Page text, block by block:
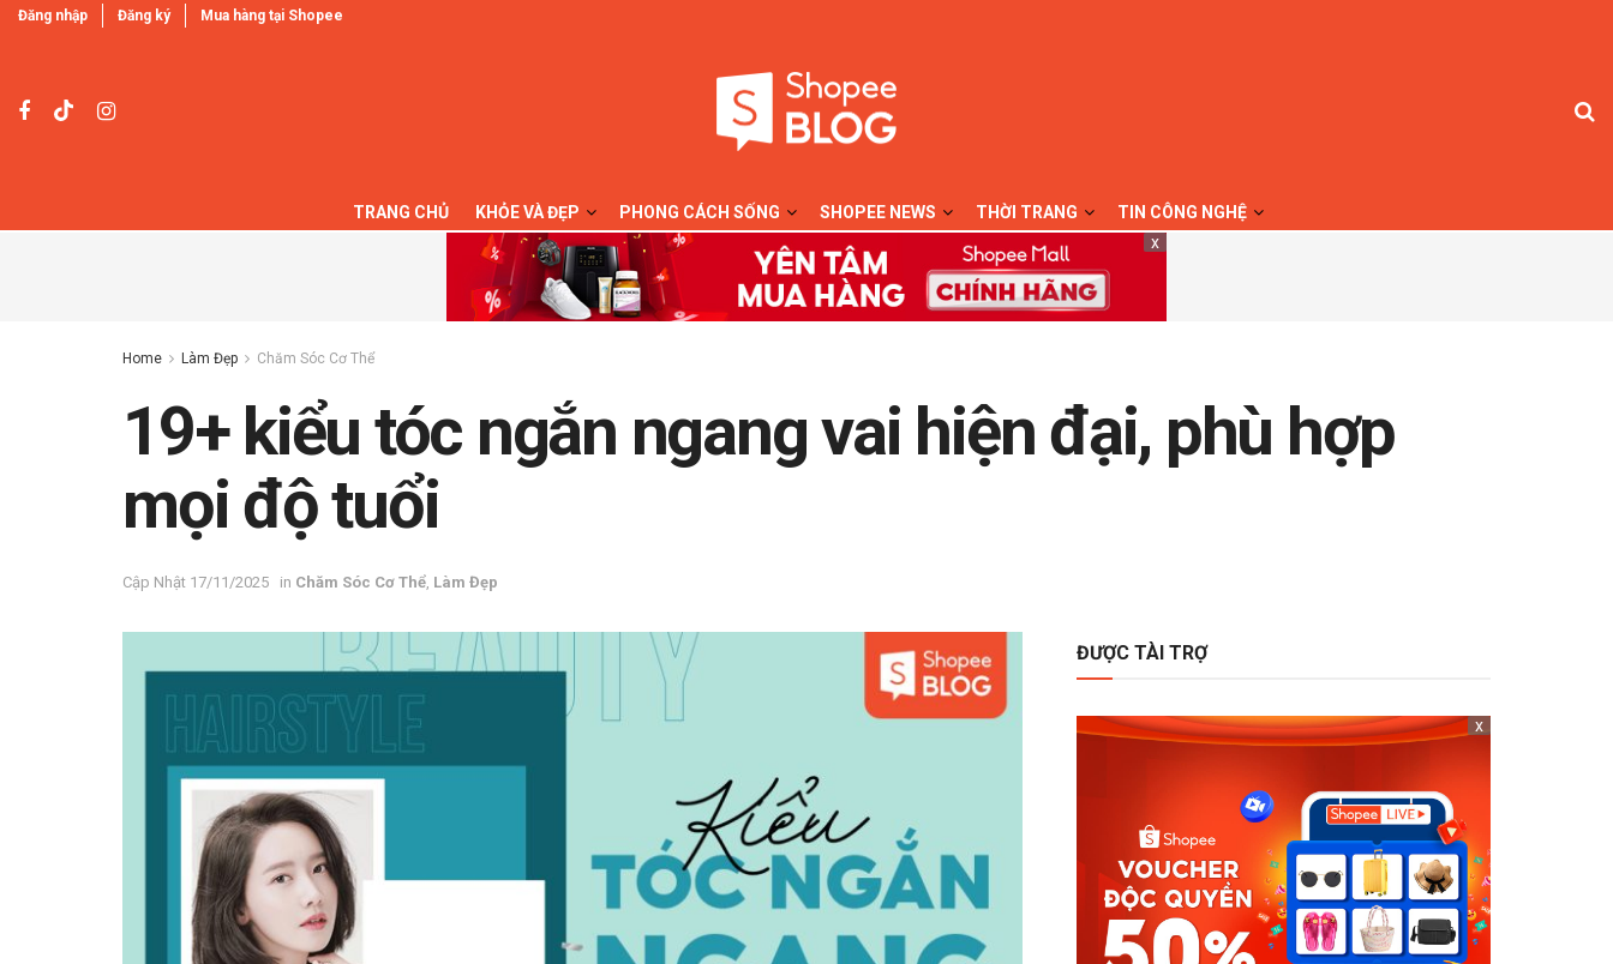
Đăng nhập Đăng ký Mua hàng tại Shopee
TRANG CHỦ KHỎE VÀ ĐẸP PHONG CÁCH SỐNG SHOPEE NEWS THỜI TRANG
TIN CÔNG NGHỆ
x
Home Làm Đẹp Chăm Sóc Cơ Thể
19+ kiểu tóc ngắn ngang vai hiện đại, phù hợp
mọi độ tuổi
17/11/2025 in Chăm Sóc Cơ Thể Làm Đẹp
ĐƯỢC TÀI TRỢ
x